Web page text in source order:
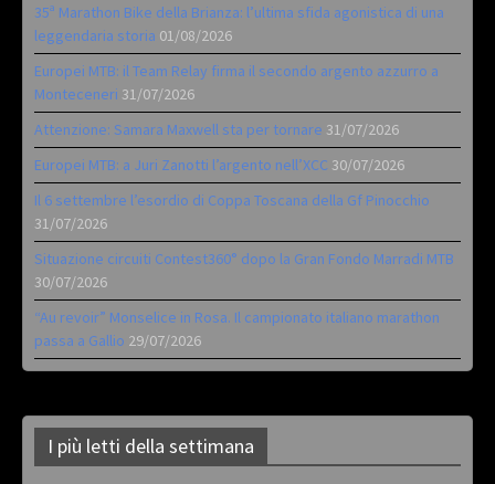
35ª Marathon Bike della Brianza: l’ultima sfida agonistica di una
leggendaria storia 01/08/2026
Europei MTB: il Team Relay firma il secondo argento azzurro a
Monteceneri 31/07/2026
Attenzione: Samara Maxwell sta per tornare 31/07/2026
Europei MTB: a Juri Zanotti l’argento nell’XCC 30/07/2026
Il 6 settembre l’esordio di Coppa Toscana della Gf Pinocchio
31/07/2026
Situazione circuiti Contest360° dopo la Gran Fondo Marradi MTB
30/07/2026
“Au revoir” Monselice in Rosa. Il campionato italiano marathon
passa a Gallio 29/07/2026
I più letti della settimana